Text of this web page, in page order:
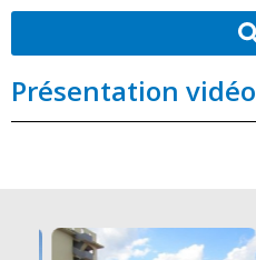
Présentation vidéo